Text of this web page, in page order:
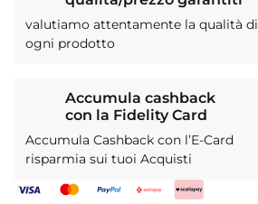
valutiamo attentamente la qualità di
ogni prodotto
Accumula cashback
con la Fidelity Card
Accumula Cashback con l’E-Card
risparmia sui tuoi Acquisti